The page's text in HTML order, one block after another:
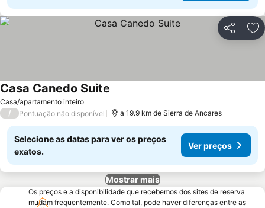
Partilhar
Casa/apartamento inteiro
Casa Canedo Suite
/ Pontuação não disponível a 19.9 km de Sierra de Ancares
Selecione as datas para ver os preços
exatos.
Ver preços
Mostrar mais
Os preços e a disponibilidade que recebemos dos sites de reserva
mudam frequentemente. Como tal, pode haver diferenças entre as